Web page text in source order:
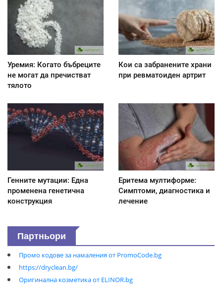
Уремия: Когато бъбреците
не могат да пречистват
тялото
Кои са забранените храни
при ревматоиден артрит
Генните мутации: Една
променена генетична
конструкция
Еритема мултиформе:
Симптоми, диагностика и
лечение
Партньори
Промо кодове за намаления от PromoCode.bg
https://dryclean.bg/
Оригинална козметика от ELINOR.bg